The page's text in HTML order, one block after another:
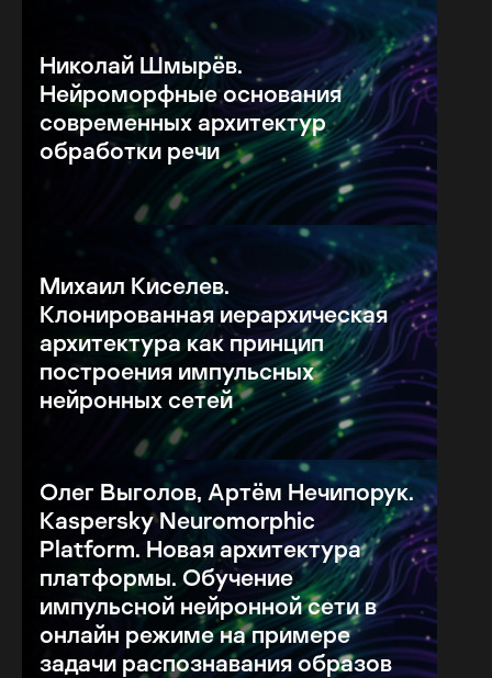
Николай Шмырёв.
Нейроморфные основания
современных архитектур
обработки речи
Михаил Киселев.
Клонированная иерархическая
архитектура как принцип
построения импульсных
нейронных сетей
Олег Выголов, Артём Нечипорук.
Kaspersky Neuromorphic
Platform. Новая архитектура
платформы. Обучение
импульсной нейронной сети в
онлайн режиме на примере
задачи распознавания образов